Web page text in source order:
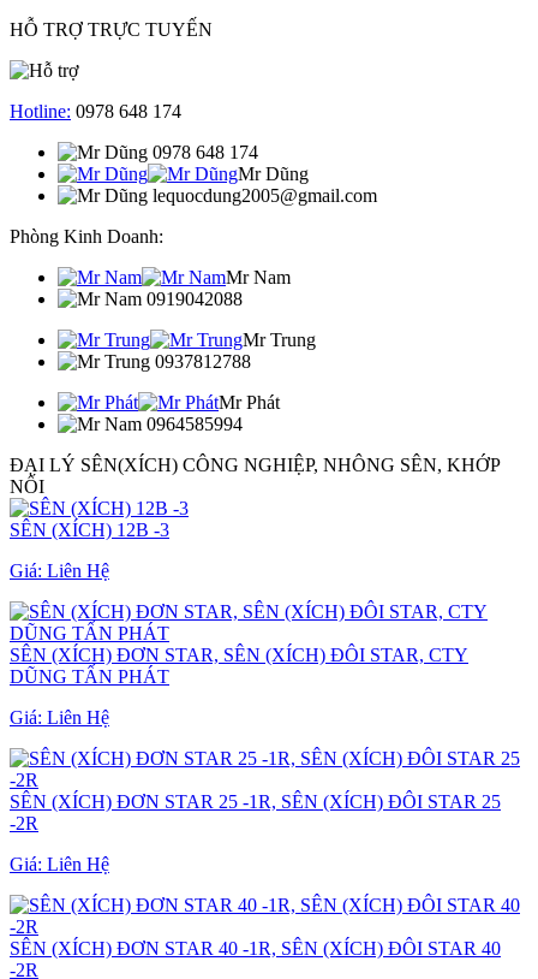
HỖ TRỢ TRỰC TUYẾN
Hotline: 0978 648 174
0978 648 174
Mr Dũng
lequocdung2005@gmail.com
Phòng Kinh Doanh:
Mr Nam
0919042088
Mr Trung
0937812788
Mr Phát
0964585994
ĐẠI LÝ SÊN(XÍCH) CÔNG NGHIỆP, NHÔNG SÊN, KHỚP
NỐI
SÊN (XÍCH) 12B -3
Giá: Liên Hệ
SÊN (XÍCH) ĐƠN STAR, SÊN (XÍCH) ĐÔI STAR, CTY
DŨNG TẤN PHÁT
Giá: Liên Hệ
SÊN (XÍCH) ĐƠN STAR 25 -1R, SÊN (XÍCH) ĐÔI STAR 25
-2R
Giá: Liên Hệ
SÊN (XÍCH) ĐƠN STAR 40 -1R, SÊN (XÍCH) ĐÔI STAR 40
-2R